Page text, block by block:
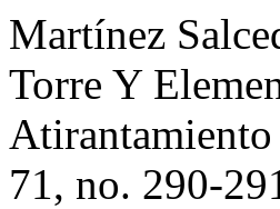
Martínez
Torre Y
71, no. 290-